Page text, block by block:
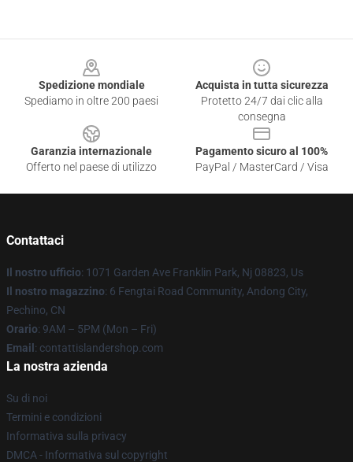
Spedizione mondiale
Spediamo in oltre 200 paesi
Acquista in tutta sicurezza
Protetto 24/7 dai clic alla
consegna
Garanzia internazionale
Offerto nel paese di utilizzo
Pagamento sicuro al 100%
PayPal / MasterCard / Visa
Contattaci
Il nostro ufficio: 1071 Garden Ave Franklin Park, Nj 08823, Us
Il nostro magazzino: 6 Fengtai Road Community, Andong City,
Pechino, CN
Orario: 9AM – 5PM (Mon – Fri)
Email : contattislandershop.com
La nostra azienda
Su di noi
Termini e condizioni
Informativa sulla privacy
DMCA - Informativa sul copyright